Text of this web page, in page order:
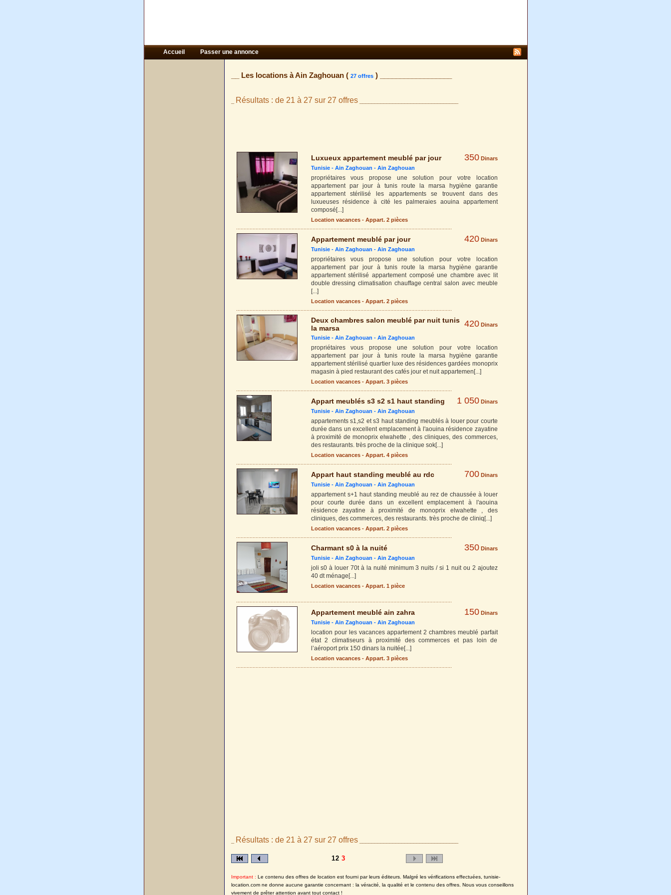
Accueil Passer une annonce
__ Les locations à Ain Zaghouan ( 27 offres) __________________
Résultats : de 21 à 27 sur 27 offres_________________________________
Luxueux appartement meublé par jour 350 Dinars
Tunisie - Ain Zaghouan - Ain Zaghouan
propriétaires vous propose une solution pour votre location
appartement par jour à tunis route la marsa hygiène garantie
appartement stérilisé les appartements se trouvent dans des
luxueuses résidence à cité les palmeraies aouina appartement
composé [...]
Location vacances - Appart. 2 pièces
Appartement meublé par jour 420 Dinars
Tunisie - Ain Zaghouan - Ain Zaghouan
propriétaires vous propose une solution pour votre location
appartement par jour à tunis route la marsa hygiène garantie
appartement stérilisé appartement composé une chambre avec lit
double dressing climatisation chauffage central salon avec meuble
[...]
Location vacances - Appart. 2 pièces
Deux chambres salon meublé par nuit tunis
la marsa
420 Dinars
Tunisie - Ain Zaghouan - Ain Zaghouan
propriétaires vous propose une solution pour votre location
appartement par jour à tunis route la marsa hygiène garantie
appartement stérilisé quartier luxe des résidences gardées monoprix
magasin à pied restaurant des cafés jour et nuit appartemen [...]
Location vacances - Appart. 3 pièces
Appart meublés s3 s2 s1 haut standing 1 050 Dinars
Tunisie - Ain Zaghouan - Ain Zaghouan
appartements s1,s2 et s3 haut standing meublés à louer pour courte
durée dans un excellent emplacement à l'aouina résidence zayatine
à proximité de monoprix elwahette , des cliniques, des commerces,
des restaurants. très proche de la clinique sok[...]
Location vacances - Appart. 4 pièces
Appart haut standing meublé au rdc 700 Dinars
Tunisie - Ain Zaghouan - Ain Zaghouan
appartement s+1 haut standing meublé au rez de chaussée à louer
pour courte durée dans un excellent emplacement à l'aouina
résidence zayatine à proximité de monoprix elwahette , des
cliniques, des commerces, des restaurants. très proche de cliniq [...]
Location vacances - Appart. 2 pièces
Charmant s0 à la nuité 350 Dinars
Tunisie - Ain Zaghouan - Ain Zaghouan
joli s0 à louer 70t à la nuité minimum 3 nuits / si 1 nuit ou 2 ajoutez
40 dt ménage [...]
Location vacances - Appart. 1 pièce
Appartement meublé ain zahra 150 Dinars
Tunisie - Ain Zaghouan - Ain Zaghouan
location pour les vacances appartement 2 chambres meublé parfait
état 2 climatiseurs à proximité des commerces et pas loin de
l’aéroport prix 150 dinars la nuitée [...]
Location vacances - Appart. 3 pièces
Résultats : de 21 à 27 sur 27 offres_________________________________
12 3
Important : Le contenu des offres de location est fourni par leurs éditeurs. Malgré les vérifications effectuées, tunisie-
location.com ne donne aucune garantie concernant : la véracité, la qualité et le contenu des offres. Nous vous conseillons
vivement de prêter attention avant tout contact !